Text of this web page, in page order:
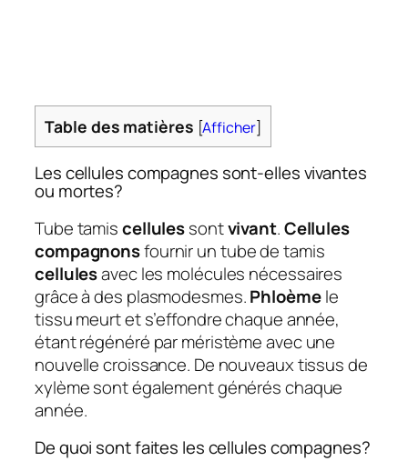
Table des matières [Afficher]
Les cellules compagnes sont-elles vivantes
ou mortes?
Tube tamiscellulessontvivant.Cellules
compagnonsfournir un tube de tamis
cellulesavec les molécules nécessaires
grâce à des plasmodesmes.Phloèmele
tissu meurt et s’effondre chaque année,
étant régénéré par méristème avec une
nouvelle croissance. De nouveaux tissus de
xylème sont également générés chaque
année.
De quoi sont faites les cellules compagnes?